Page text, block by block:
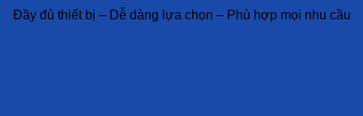
Đầy đủ thiết bị – Dễ dàng lựa chọn – Phù hợp mọi nhu cầu